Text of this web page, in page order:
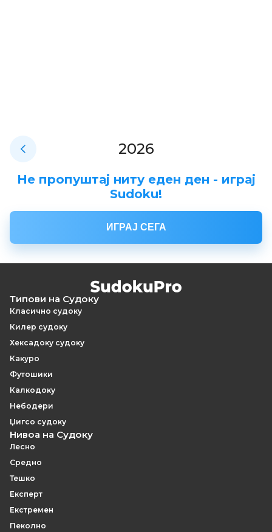
2026
Не пропуштај ниту еден ден - играј
Sudoku!
ИГРАЈ СЕГА
Типови на Судоку
Класично судоку
Килер судоку
Хексадоку судоку
Какуро
Футошики
Калкодоку
Небодери
Џигсо судоку
Нивоа на Судоку
Лесно
Средно
Тешко
Експерт
Екстремен
Пеколно